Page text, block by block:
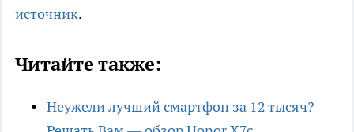
источник.
Читайте также:
Неужели лучший смартфон за 12 тысяч?